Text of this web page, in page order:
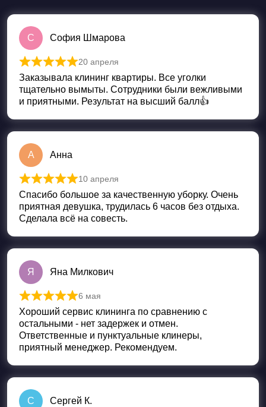
С София Шмарова
Оценка из 5
20 апреля
Заказывала клининг квартиры. Все уголки
тщательно вымыты. Сотрудники были вежливыми
и приятными. Результат на высший балл👍
А Анна
Оценка из 5
10 апреля
Спасибо большое за качественную уборку. Очень
приятная девушка, трудилась 6 часов без отдыха.
Сделала всё на совесть.
Я Яна Милкович
Оценка
6 мая
Хороший сервис клининга по сравнению с
остальными - нет задержек и отмен.
Ответственные и пунктуальные клинеры,
приятный менеджер. Рекомендуем.
C Cергей К.